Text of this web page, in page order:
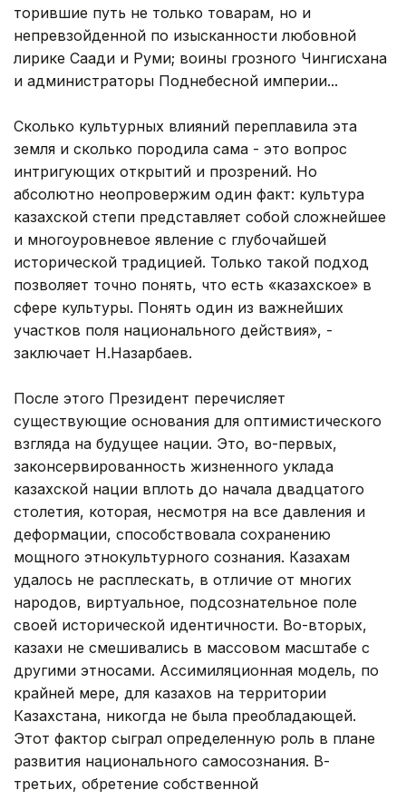
торившие путь не только товарам, но и
непревзойденной по изысканности любовной
лирике Саади и Руми; воины грозного Чингисхана
и администраторы Поднебесной империи...
Сколько культурных влияний переплавила эта
земля и сколько породила сама - это вопрос
интригующих открытий и прозрений. Но
абсолютно неопровержим один факт: культура
казахской степи представляет собой сложнейшее
и многоуровневое явление с глубочайшей
исторической традицией. Только такой подход
позволяет точно понять, что есть «казахское» в
сфере культуры. Понять один из важнейших
участков поля национального действия», -
заключает Н.Назарбаев.
После этого Президент перечисляет
существующие основания для оптимистического
взгляда на будущее нации. Это, во-первых,
законсервированность жизненного уклада
казахской нации вплоть до начала двадцатого
столетия, которая, несмотря на все давления и
деформации, способствовала сохранению
мощного этнокультурного сознания. Казахам
удалось не расплескать, в отличие от многих
народов, виртуальное, подсознательное поле
своей исторической идентичности. Во-вторых,
казахи не смешивались в массовом масштабе с
другими этносами. Ассимиляционная модель, по
крайней мере, для казахов на территории
Казахстана, никогда не была преобладающей.
Этот фактор сыграл определенную роль в плане
развития национального самосознания. В-
третьих, обретение собственной